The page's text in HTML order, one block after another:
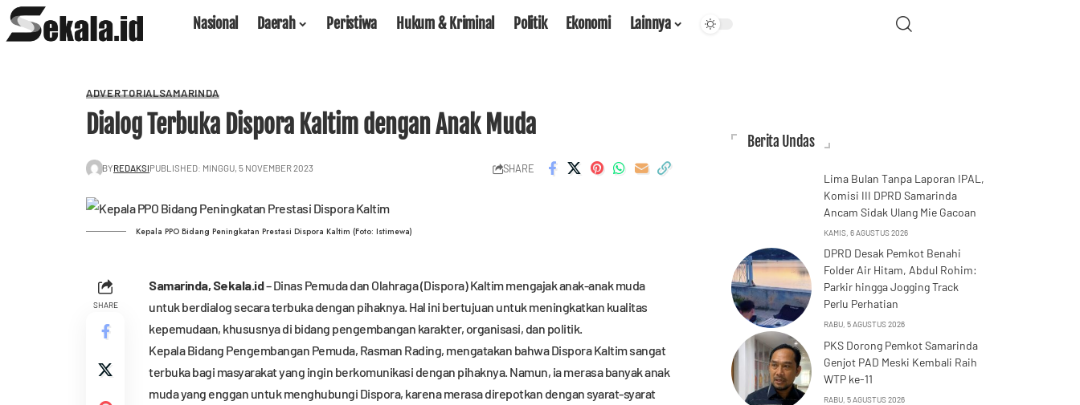
Nasional Daerah Peristiwa Hukum & Kriminal Politik Ekonomi Lainnya
ADVERTORIALSAMARINDA
Dialog Terbuka Dispora Kaltim dengan Anak Muda
BYREDAKSIPUBLISHED: MINGGU, 5 NOVEMBER 2023 SHARE
Kepala PPO Bidang Peningkatan Prestasi Dispora Kaltim (Foto: Istimewa)
SHARE
Samarinda, Sekala.id– Dinas Pemuda dan Olahraga (Dispora) Kaltim mengajak anak-anak muda
untuk berdialog secara terbuka dengan pihaknya. Hal ini bertujuan untuk meningkatkan kualitas
kepemudaan, khususnya di bidang pengembangan karakter, organisasi, dan politik.
Kepala Bidang Pengembangan Pemuda, Rasman Rading, mengatakan bahwa Dispora Kaltim sangat
terbuka bagi masyarakat yang ingin berkomunikasi dengan pihaknya. Namun, ia merasa banyak anak
muda yang enggan untuk menghubungi Dispora, karena merasa direpotkan dengan syarat-syarat
Berita Undas
Lima Bulan Tanpa Laporan IPAL,
Komisi III DPRD Samarinda
Ancam Sidak Ulang Mie Gacoan
KAMIS, 6 AGUSTUS 2026
DPRD Desak Pemkot Benahi
Folder Air Hitam, Abdul Rohim:
Parkir hingga Jogging Track
Perlu Perhatian
RABU, 5 AGUSTUS 2026
PKS Dorong Pemkot Samarinda
Genjot PAD Meski Kembali Raih
WTP ke-11
RABU, 5 AGUSTUS 2026